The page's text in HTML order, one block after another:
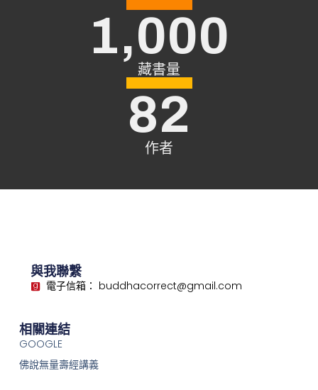
藏書量
1,000
作者
82
與我聯繫
電子信箱： buddhacorrect@gmail.com
相關連結
GOOGLE
佛說無量壽經講義